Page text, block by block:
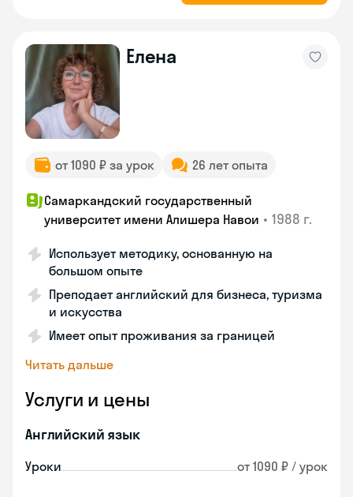
Елена
от 1090 ₽ за урок 26 лет опыта
Самаркандский государственный
университет имени Алишера Навои • 1988 г.
Использует методику, основанную на
большом опыте
Преподает английский для бизнеса, туризма
и искусства
Имеет опыт проживания за границей
Читать дальше
Услуги и цены
Английский язык
Уроки от 1090 ₽ / урок